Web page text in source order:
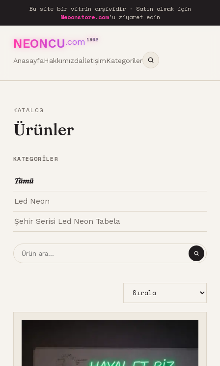
Bu site bir vitrin arşividir · Satın almak için
Neoonstore.com'u ziyaret edin
NEONCU.com 1962
AnasayfaHakkımızdaİletişimKategoriler
KATALOG
Ürünler
KATEGORILER
Tümü
Led Neon
Şehir Serisi Led Neon Tabela